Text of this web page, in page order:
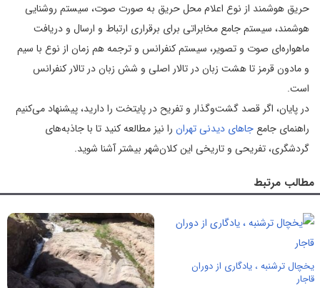
حریق هوشمند از نوع اعلام محل حریق به صورت صوت، سیستم روشنایی
هوشمند، سیستم جامع مخابراتی برای برقراری ارتباط و ارسال و دریافت
ماهواره‌ای صوت و تصویر، سیستم کنفرانس و ترجمه هم زمان از نوع با سیم
و مادون قرمز تا هشت زبان در تالار اصلی و شش زبان در تالار کنفرانس
است.
در پایان، اگر قصد گشت‌وگذار و تفریح در پایتخت را دارید، پیشنهاد می‌کنیم
راهنمای جامعجاهای دیدنی تهران را نیز مطالعه کنید تا با جاذبه‌های
گردشگری، تفریحی و تاریخی این کلان‌شهر بیشتر آشنا شوید.
مطالب مرتبط
یخچال ترشنبه ، یادگاری از دوران
قاجار